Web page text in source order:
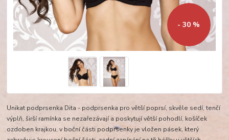
- 30 %
Unikat podprsenka Dita - podprsenka pro větší poprsí, skvěle sedí, tenčí
výplň, širší ramínka se nezařezávají a poskytují větší pohodlí, košíček
ozdoben krajkou, v boční části podprsenky je vložen pásek, který